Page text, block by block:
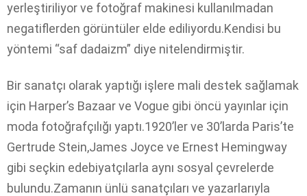
yerleştiriliyor ve fotoğraf makinesi kullanılmadan
negatiflerden görüntüler elde ediliyordu.Kendisi bu
yöntemi “saf dadaizm” diye nitelendirmiştir.
Bir sanatçı olarak yaptığı işlere mali destek sağlamak
için Harper’s Bazaar ve Vogue gibi öncü yayınlar için
moda fotoğrafçılığı yaptı.1920’ler ve 30’larda Paris’te
Gertrude Stein,James Joyce ve Ernest Hemingway
gibi seçkin edebiyatçılarla aynı sosyal çevrelerde
bulundu.Zamanın ünlü sanatçıları ve yazarlarıyla